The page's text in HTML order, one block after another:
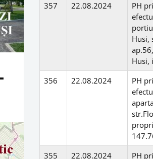
357 22.08.2024
PH
Husi,
Husi,
356 22.08.2024
PH
355 22.08.2024
PH